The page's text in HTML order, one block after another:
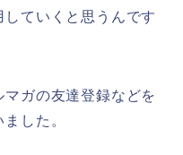
ていくと思うんです
ガの友達登録などを
した。